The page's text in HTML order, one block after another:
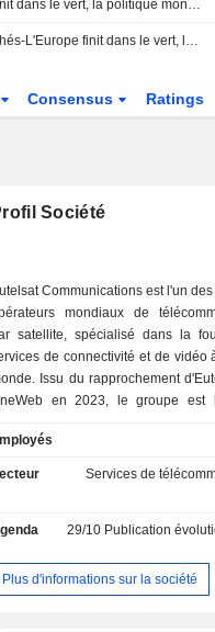
L'Europe finit dans le vert, la politique monétaire dans le viseur
Point marchés-L'Europe finit dans le vert, la politique monétaire dans le viseur
Consensus Ratings
Société
Communications est l'un
mondiaux de
satellite, spécialisé dans la
de connectivité et de vidéo
Issu du rapprochement
en 2023, le groupe est
doté d'une flotte de 35
et d'une
(LEO) composée de
présents dans quatre
de 6 500 chaînes de
à forte croissance de la
Services de
29/10 Publication évolution de
Plus d'informations sur la société